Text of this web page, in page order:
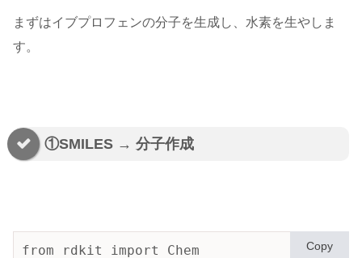
まずはイブプロフェンの分子を生成し、水素を生やしま
す。
①SMILES → 分子作成
from rdkit import Chem
Copy